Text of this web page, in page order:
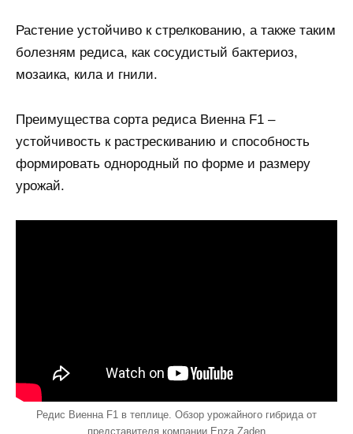
Растение устойчиво к стрелкованию, а также таким
болезням редиса, как сосудистый бактериоз,
мозаика, кила и гнили.
Преимущества сорта редиса Виенна F1 –
устойчивость к растрескиванию и способность
формировать однородный по форме и размеру
урожай.
Редис Виенна F1 в теплице. Обзор урожайного гибрида от
представителя компании Enza Zaden